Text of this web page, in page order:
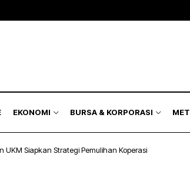
EKONOMI BURSA & KORPORASI
UKM Siapkan Strategi Pemulihan Koperasi